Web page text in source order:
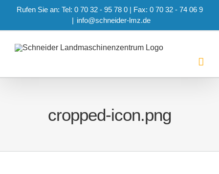
springen
Rufen Sie an: Tel: 0 70 32 - 95 78 0 | Fax: 0 70 32 - 74 06 9
| info@schneider-lmz.de
cropped-icon.png